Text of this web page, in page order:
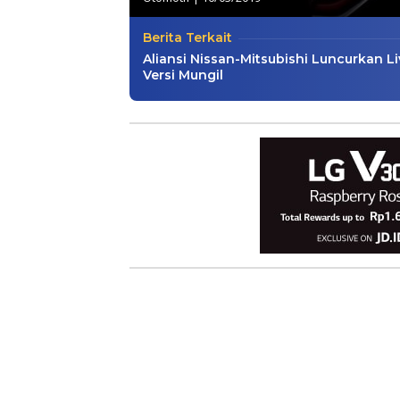
Berita Terkait
Aliansi Nissan-Mitsubishi Luncurkan
Versi Mungil